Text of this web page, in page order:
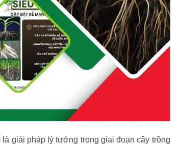
là giải pháp lý tưởng trong giai đoạn cây trồng